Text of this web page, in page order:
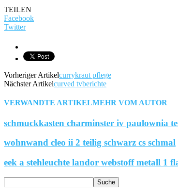
TEILEN
Facebook
Twitter
Vorheriger Artikelcurrykraut pflege
Nächster Artikelcurved tvberichte
VERWANDTE ARTIKELMEHR VOM AUTOR
schmuckkasten charminster iv paulownia
wohnwand cleo ii 2 teilig schwarz cs schmal
eek a stehleuchte landor webstoff metall 1